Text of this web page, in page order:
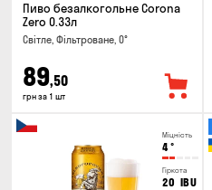
Пиво безалкогольне Corona
Zero 0.33л
Світле, Фільтроване, 0°
89,50
грн за 1 шт
Міцність
4°
Гіркота
20 IBU